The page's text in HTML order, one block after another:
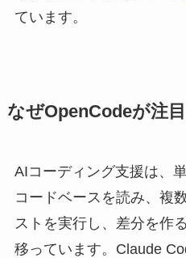
ています。
なぜOpenCodeが注
AIコーディング支援は、
コードベースを読み、複
ストを実行し、差分を作
移っています。Claude